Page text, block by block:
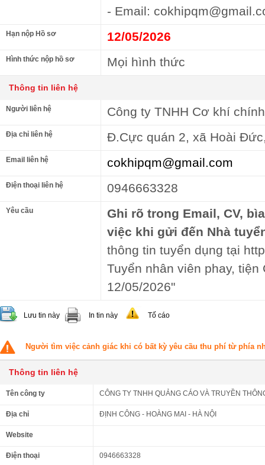
- Email:
Hạn nộp Hồ sơ 12/05/2026
Hình thức nộp hồ sơ Mọi hình thức
Thông tin liên hệ
Người liên hệ Công ty TNHH Cơ khí
Địa chỉ liên hệ Đ.Cực quán 2, xã Hoài
Email liên hệ cokhipqm@gmail.com
Điện thoại liên hệ 0946663328
Yêu cầu
Ghi rõ trong Email, CV,
việc khi gửi đến Nhà
thông tin tuyển dụng tại
Tuyển nhân viên phay, tiện
12/05/2026"
Lưu tin này In tin này Tố cáo
Người tìm việc cảnh giác khi có bất kỳ yêu cầu thu phí từ phía
Thông tin liên hệ
Tên công ty CÔNG TY TNHH QUẢNG CÁO VÀ TRUYỀN
Địa chỉ ĐỊNH CÔNG - HOÀNG MAI - HÀ NỘI
Website
Điện thoại 0946663328